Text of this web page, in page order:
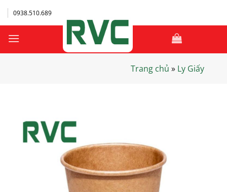
Bỏ
qua
dung
0938.510.689
Trang chủ » Ly Giấy